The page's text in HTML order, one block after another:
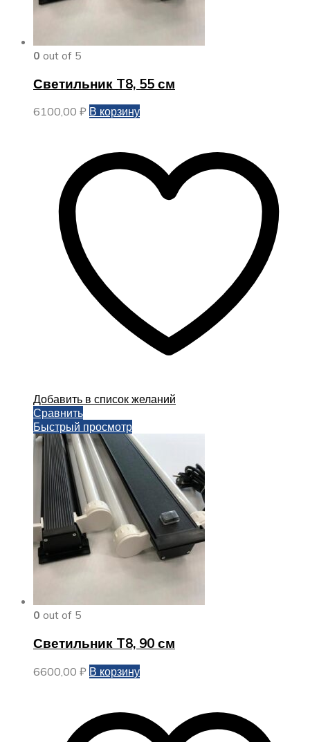
0 out of 5
Светильник T8, 55 см
6100,00 ₽ В корзину
Добавить в список желаний
Сравнить
Быстрый просмотр
0 out of 5
Светильник T8, 90 см
6600,00 ₽ В корзину